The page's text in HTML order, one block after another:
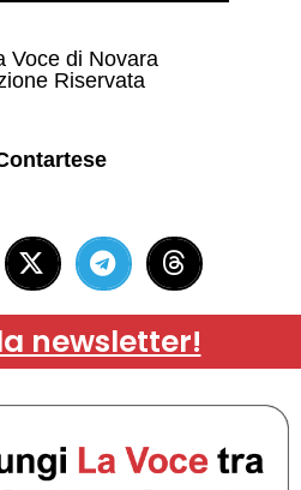
Voce di Novara
Riservata
newsletter!